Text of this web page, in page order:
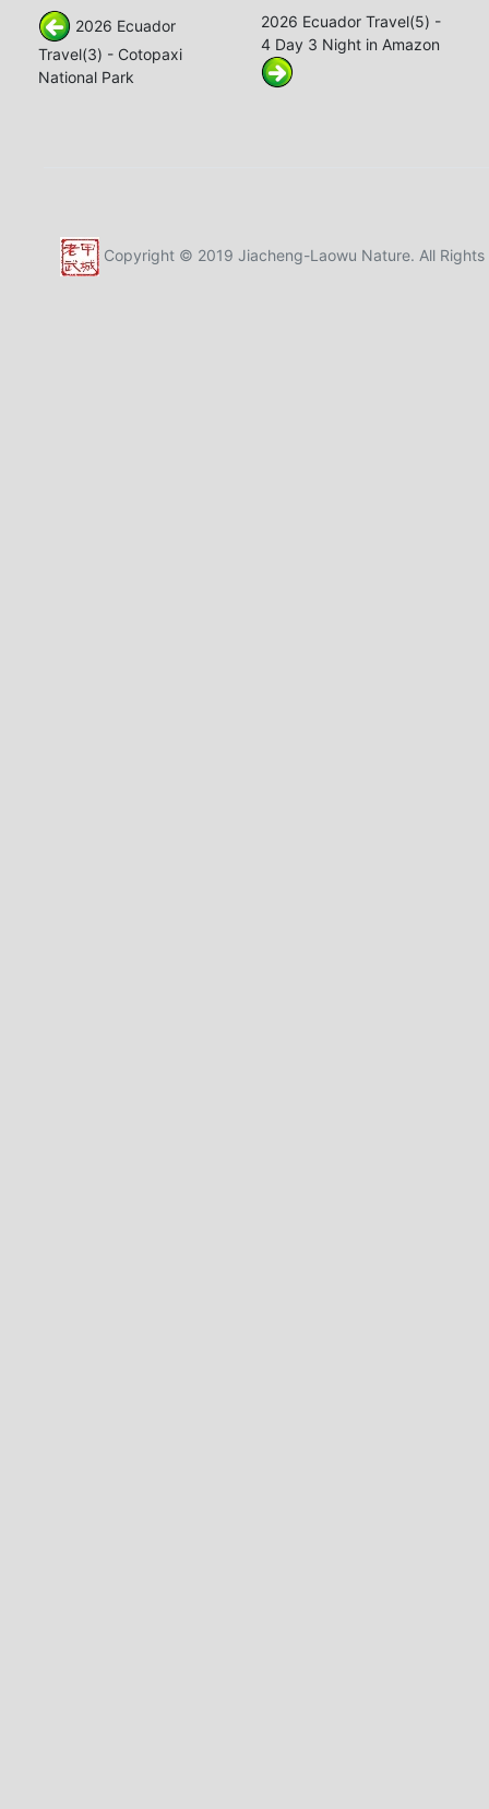
2026 Ecuador
Travel(3) - Cotopaxi
National Park
2026 Ecuador Travel(5) -
4 Day 3 Night in Amazon
Copyright © 2019 Jiacheng-Laowu Nature. All Rights